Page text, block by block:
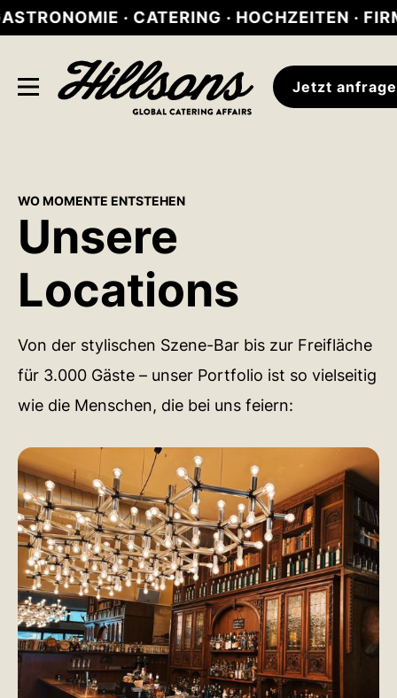
· CATERING · HOCHZEITEN ·
Jetzt
WO MOMENTE ENTSTEHEN
Unsere
Locations
Von der stylischen Szene-Bar bis zur Freifläche
für 3.000 Gäste – unser Portfolio ist so vielseitig
wie die Menschen, die bei uns feiern: